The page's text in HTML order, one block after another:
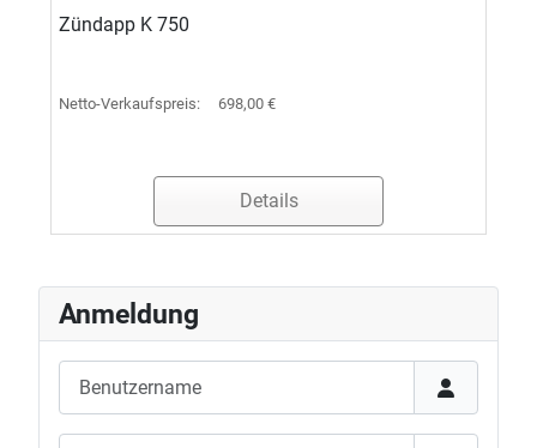
Zündapp K 750
Netto-Verkaufspreis: 698,00 €
Details
Anmeldung